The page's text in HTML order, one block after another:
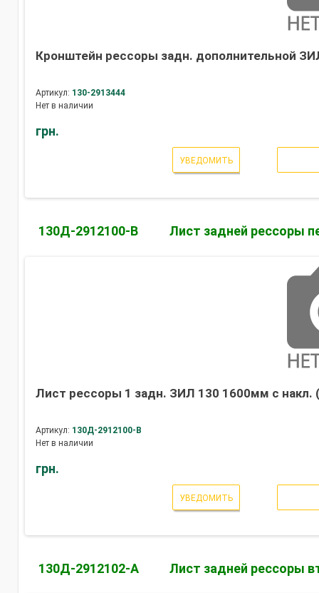
Кронштейн рессоры задн. дополнительной
Артикул: 130-2913444
Нет в наличии
грн.
УВЕДОМИТЬ
130Д-2912100-В Лист задней рессоры
Лист рессоры 1 задн. ЗИЛ 130 1600мм с накл.
Артикул: 130Д-2912100-В
Нет в наличии
грн.
УВЕДОМИТЬ
130Д-2912102-А Лист задней рессоры